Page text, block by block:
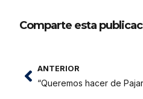
Comparte esta
ANTERIOR